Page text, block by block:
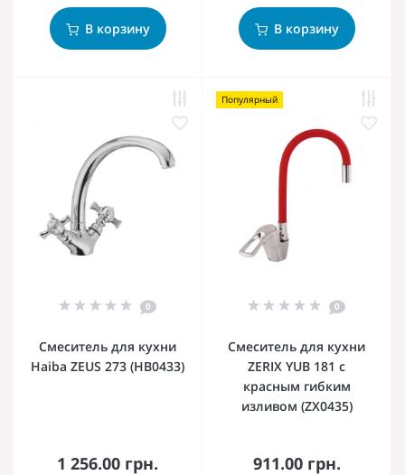
В корзину В корзину
0
Смеситель для кухни
Haiba ZEUS 273 (HB0433)
1 256.00 грн.
Популярный
0
Смеситель для кухни
ZERIX YUB 181 с
красным гибким
изливом (ZX0435)
911.00 грн.